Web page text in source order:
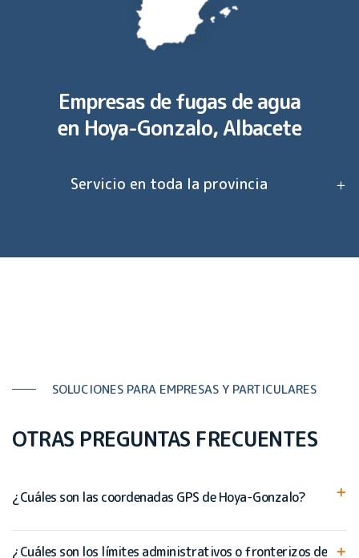
Empresas de fugas de agua
en Hoya-Gonzalo, Albacete
Servicio en toda la provincia
SOLUCIONES PARA EMPRESAS Y PARTICULARES
OTRAS PREGUNTAS FRECUENTES
¿Cuáles son las coordenadas GPS de Hoya-Gonzalo?
¿Cuáles son los límites administrativos o fronterizos de